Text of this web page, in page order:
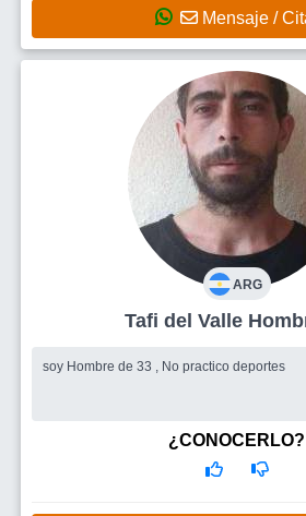
Mensaje /
ARG
Tafi del
soy Hombre de 33 , No practico deportes
¿CONOCERLO?